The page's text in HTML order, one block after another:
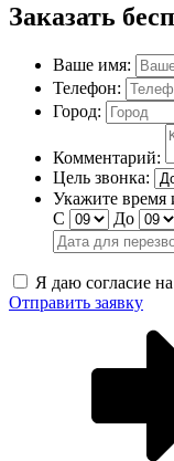
Заказать
Ваше имя:
Телефон:
Город:
Комментарий:
Цель звонка:
Укажите время
С
До
Я даю согласие
Отправить заявку